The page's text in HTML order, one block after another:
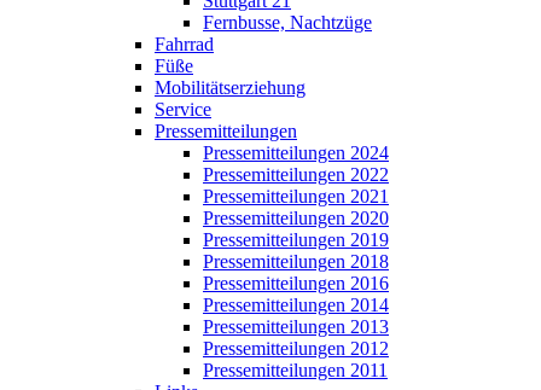
Fernbusse, Nachtzüge
Fahrrad
Füße
Mobilitätserziehung
Service
Pressemitteilungen
Pressemitteilungen 2024
Pressemitteilungen 2022
Pressemitteilungen 2021
Pressemitteilungen 2020
Pressemitteilungen 2019
Pressemitteilungen 2018
Pressemitteilungen 2016
Pressemitteilungen 2014
Pressemitteilungen 2013
Pressemitteilungen 2012
Pressemitteilungen 2011